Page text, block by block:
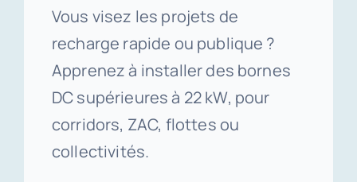
Vous visez les projets de
recharge rapide ou publique ?
Apprenez à installer des bornes
DC supérieures à 22 kW, pour
corridors, ZAC, flottes ou
collectivités.